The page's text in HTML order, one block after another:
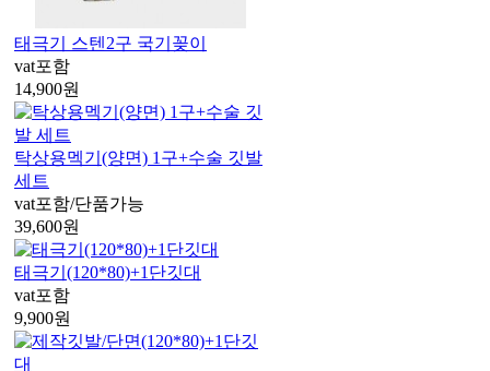
태극기 스텐2구 국기꽂이
vat포함
14,900원
탁상용멕기(양면) 1구+수술 깃발
세트
vat포함/단품가능
39,600원
태극기(120*80)+1단깃대
vat포함
9,900원